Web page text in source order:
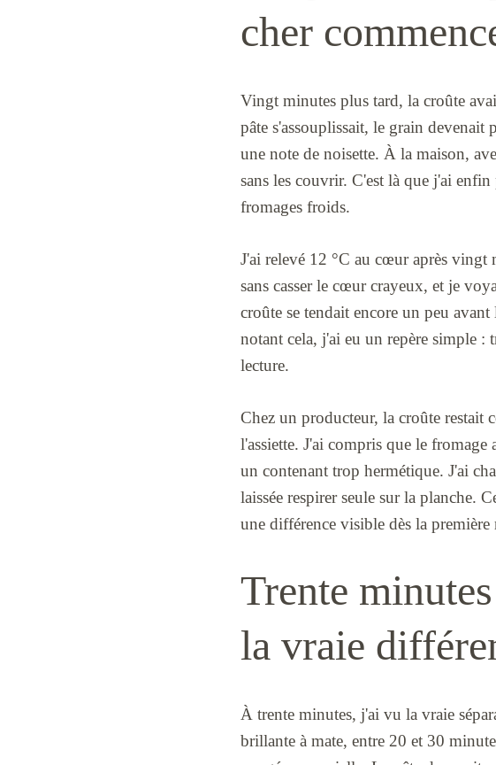
cher
Vingt minutes plus tard, la croûte
pâte s'assouplissait, le grain
une note de noisette. À la maison,
sans les couvrir. C'est là que j'ai
fromages froids.
J'ai relevé 12 °C au cœur après
sans casser le cœur crayeux, et je
croûte se tendait encore un peu
notant cela, j'ai eu un repère simple
lecture.
Chez un producteur, la croûte restait
l'assiette. J'ai compris que le
un contenant trop hermétique. J'ai
laissée respirer seule sur la planche.
une différence visible dès la première
Trente
la vraie
À trente minutes, j'ai vu la vraie
brillante à mate, entre 20 et 30